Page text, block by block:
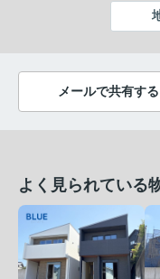
メールで共有する
よく見られている